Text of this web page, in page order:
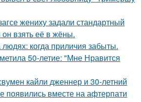
жениху задали стандартный
он взять её в жёны.
когда приличия забыты.
50-летие: "Мне Нравится
кайли дженнер и 30-летний
появились вместе на афтерпати